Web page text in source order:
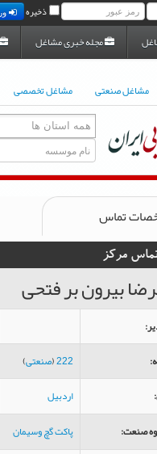
ذخیره
مجله خبری مشاغل
مشاغل صنعتی مشاغل تخصصی
تماس
مرکز
بیرون بر فتحی
:
:
222
(صنعتی)
:
اردبیل
صنعت:
پاکت گچ وسیمان